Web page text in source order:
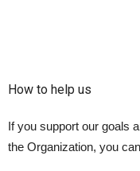
How to help us
If you support our goals
the Organization, you